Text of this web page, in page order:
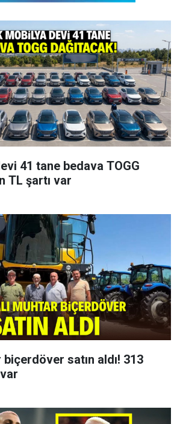
41 tane bedava TOGG
TL şartı var
biçerdöver satın aldı! 313